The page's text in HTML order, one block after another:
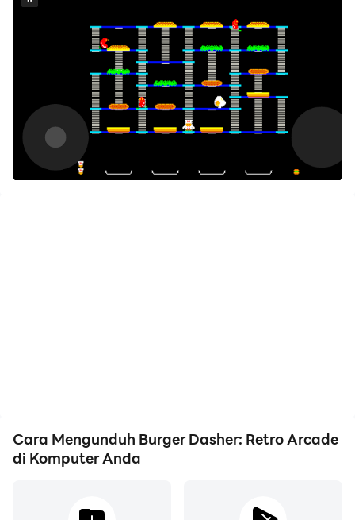
Cara Mengunduh Burger Dasher: Retro Arcade
di Komputer Anda